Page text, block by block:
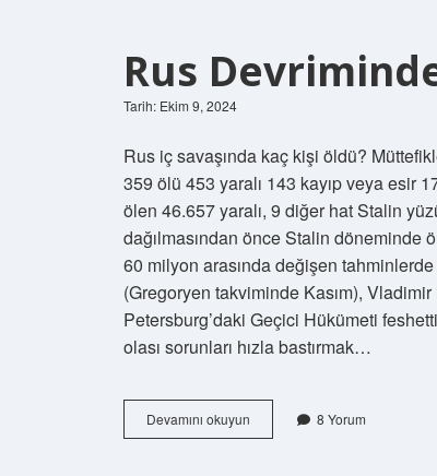
Rus
Tarih: Ekim 9, 2024
Rus iç savaşında kaç kişi öldü?
359 ölü 453 yaralı 143 kayıp veya esir
ölen 46.657 yaralı, 9 diğer hat Stalin
dağılmasından önce Stalin döneminde
60 milyon arasında değişen
(Gregoryen takviminde Kasım),
Petersburg’daki Geçici Hükümeti
olası sorunları hızla bastırmak…
Devamını okuyun
Devriminde
8 Yorum